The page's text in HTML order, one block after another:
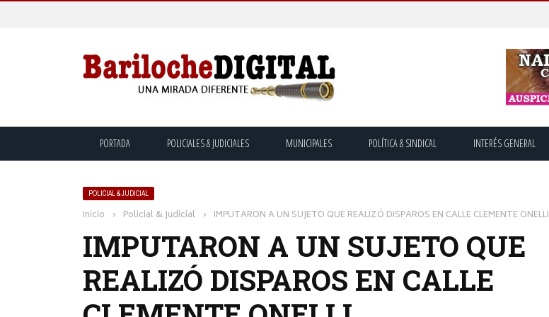
PORTADA POLICIALES & JUDICIALES MUNICIPALES POLÍTICA & SINDICAL INTERÉS GENERAL
POLICIAL & JUDICIAL
Inicio › Policial & Judicial › IMPUTARON A UN SUJETO QUE REALIZÓ DISPAROS EN CALLE CLEMENTE ONELLI
IMPUTARON A UN SUJETO QUE
REALIZÓ DISPAROS EN CALLE